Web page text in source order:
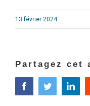
13 février 2024
Partagez cet
FacebookTwitter